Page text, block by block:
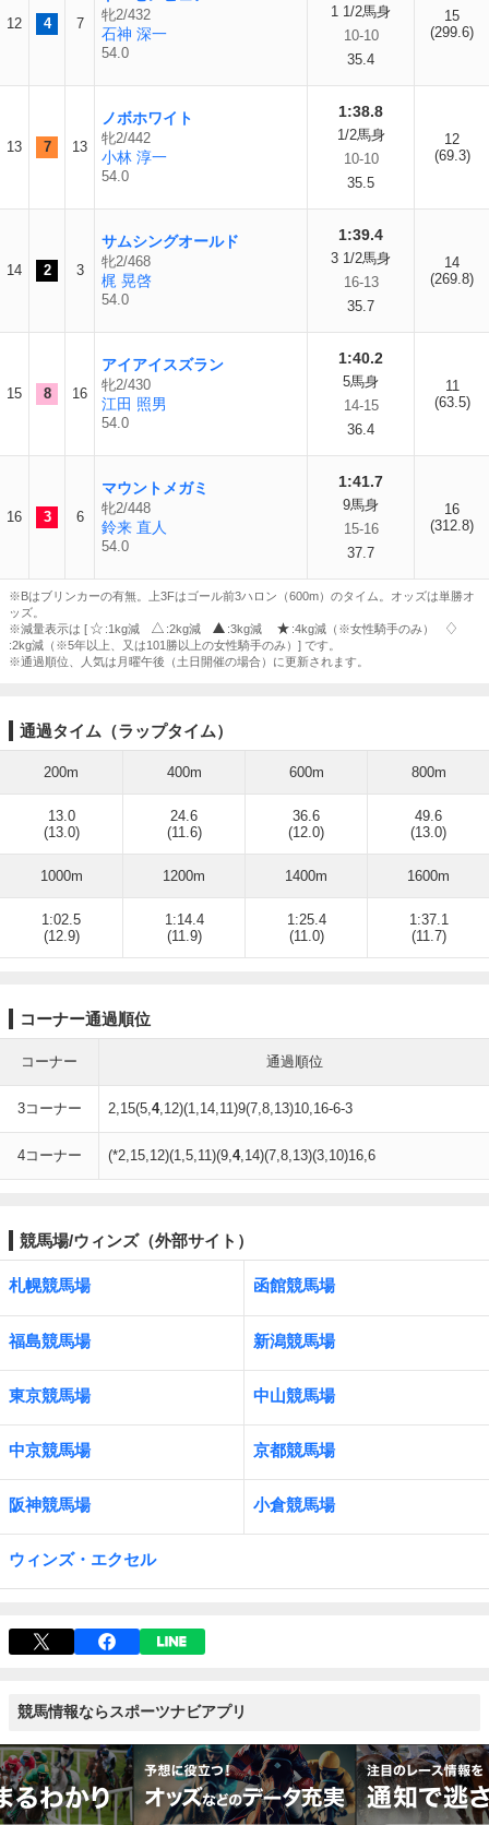
12 4 7
牝2/432
石神 深一
54.0
1 1/2馬身
10-10
35.4
15
(299.6)
13 7 13
ノボホワイト
牝2/442
小林 淳一
54.0
1:38.8
1/2馬身
10-10
35.5
12
(69.3)
14 2 3
サムシングオールド
牝2/468
梶 晃啓
54.0
1:39.4
3 1/2馬身
16-13
35.7
14
(269.8)
15 8 16
アイアイスズラン
牝2/430
江田 照男
54.0
1:40.2
5馬身
14-15
36.4
11
(63.5)
16 3 6
マウントメガミ
牝2/448
鈴来 直人
54.0
1:41.7
9馬身
15-16
37.7
16
(312.8)
※Bはブリンカーの有無。上3Fはゴール前3ハロン（600m）のタイム。オッズは単勝オ
ッズ。
※減量表示は [
:1kg減 :2kg減 :3kg減
:4kg減（※女性騎手のみ）
:2kg減（※5年以上、又は101勝以上の女性騎手のみ）] です。
※通過順位、人気は月曜午後（土日開催の場合）に更新されます。
通過タイム（ラップタイム）
200m 400m 600m 800m
13.0
(13.0)
24.6
(11.6)
36.6
(12.0)
49.6
(13.0)
1000m 1200m 1400m 1600m
1:02.5
(12.9)
1:14.4
(11.9)
1:25.4
(11.0)
1:37.1
(11.7)
コーナー通過順位
コーナー 通過順位
3コーナー 2,15(5,4,12)(1,14,11)9(7,8,13)10,16-6-3
4コーナー (*2,15,12)(1,5,11)(9,4,14)(7,8,13)(3,10)16,6
競馬場/ウィンズ（外部サイト）
札幌競馬場 函館競馬場
福島競馬場 新潟競馬場
東京競馬場 中山競馬場
中京競馬場 京都競馬場
阪神競馬場 小倉競馬場
ウィンズ・エクセル
競馬情報ならスポーツナビアプリ